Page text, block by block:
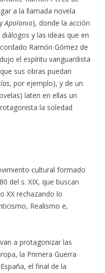
a la llamada novela
Apolonio), donde la acción
y las ideas que en
Ramón Gómez de
el espíritu vanguardista
sus obras puedan
, por ejemplo), y de un
laten en ellas un
la soledad
cultural formado
del s. XIX, que buscan
XX rechazando lo
Realismo e,
a protagonizar las
la Primera Guerra
el final de la